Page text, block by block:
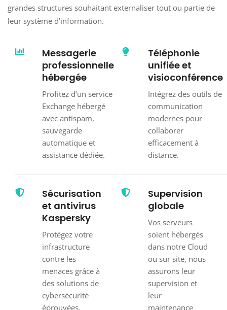
grandes structures souhaitant externaliser tout ou partie de
leur système d’information.
Messagerie
professionnelle
hébergée
Profitez d’un service
Exchange hébergé
avec antispam,
sauvegarde
automatique et
assistance dédiée.
Téléphonie
unifiée et
visioconférence
Intégrez des outils de
communication
modernes pour
collaborer
efficacement à
distance.
Sécurisation
et antivirus
Kaspersky
Protégez votre
infrastructure
contre les
menaces grâce à
des solutions de
cybersécurité
éprouvées.
Supervision
globale
Vos serveurs
soient hébergés
dans notre Cloud
ou sur site, nous
assurons leur
supervision et
leur
maintenance